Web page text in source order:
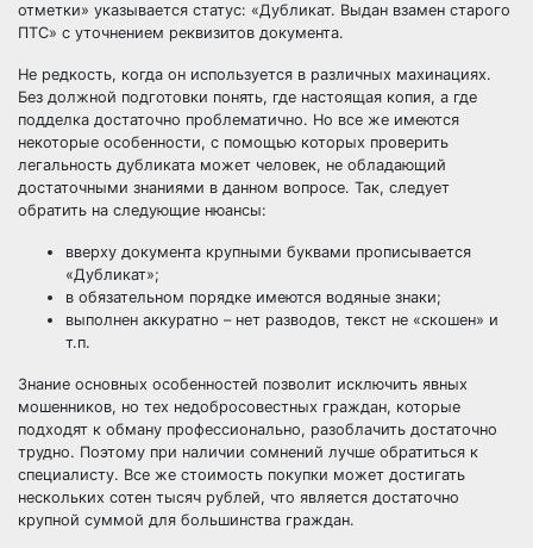
отметки» указывается статус: «Дубликат. Выдан взамен старого
ПТС» с уточнением реквизитов документа.
Не редкость, когда он используется в различных махинациях.
Без должной подготовки понять, где настоящая копия, а где
подделка достаточно проблематично. Но все же имеются
некоторые особенности, с помощью которых проверить
легальность дубликата может человек, не обладающий
достаточными знаниями в данном вопросе. Так, следует
обратить на следующие нюансы:
вверху документа крупными буквами прописывается
«Дубликат»;
в обязательном порядке имеются водяные знаки;
выполнен аккуратно – нет разводов, текст не «скошен» и
т.п.
Знание основных особенностей позволит исключить явных
мошенников, но тех недобросовестных граждан, которые
подходят к обману профессионально, разоблачить достаточно
трудно. Поэтому при наличии сомнений лучше обратиться к
специалисту. Все же стоимость покупки может достигать
нескольких сотен тысяч рублей, что является достаточно
крупной суммой для большинства граждан.